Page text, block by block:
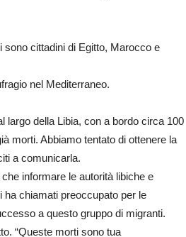
sono cittadini di Egitto, Marocco e
nel Mediterraneo.
largo della Libia, con a bordo circa 100
morti. Abbiamo tentato di ottenere la
a comunicarla.
informare le autorità libiche e
ha chiamati preoccupato per le
a questo gruppo di migranti.
“Queste morti sono tua